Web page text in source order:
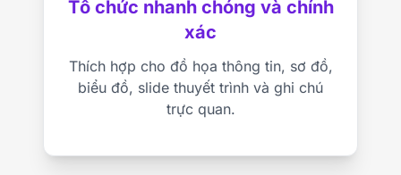
Tổ chức nhanh chóng và chính
xác
Thích hợp cho đồ họa thông tin, sơ đồ,
biểu đồ, slide thuyết trình và ghi chú
trực quan.